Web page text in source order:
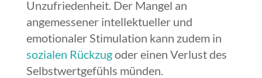
Unzufriedenheit. Der Mangel an
angemessener intellektueller und
emotionaler Stimulation kann zudem in
sozialen Rückzugoder einen Verlust des
Selbstwertgefühls münden.